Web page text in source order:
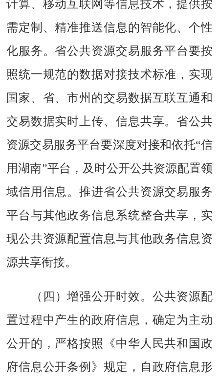
计算、移动互联网等信息技术，提供按
需定制、精准推送信息的智能化、个性
化服务。省公共资源交易服务平台要按
照统一规范的数据对接技术标准，实现
国家、省、市州的交易数据互联互通和
交易数据实时上传、信息共享。省公共
资源交易服务平台要深度对接和依托“信
用湖南”平台，及时公开公共资源配置领
域信用信息。推进省公共资源交易服务
平台与其他政务信息系统整合共享，实
现公共资源配置信息与其他政务信息资
源共享衔接。
（四）增强公开时效。 公共资源配
置过程中产生的政府信息，确定为主动
公开的，严格按照《中华人民共和国政
府信息公开条例》规定，自政府信息形